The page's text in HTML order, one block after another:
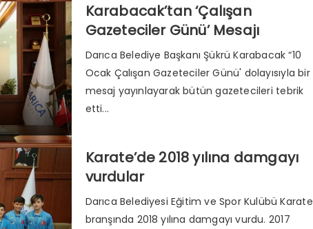
Karabacak’tan ‘Çalışan
Gazeteciler Günü’ Mesajı
Darıca Belediye Başkanı Şükrü Karabacak “10
Ocak Çalışan Gazeteciler Günü' dolayısıyla bir
mesaj yayınlayarak bütün gazetecileri tebrik
etti...
Karate’de 2018 yılına damgayı
vurdular
Darıca Belediyesi Eğitim ve Spor Kulübü Karate
branşında 2018 yılına damgayı vurdu. 2017